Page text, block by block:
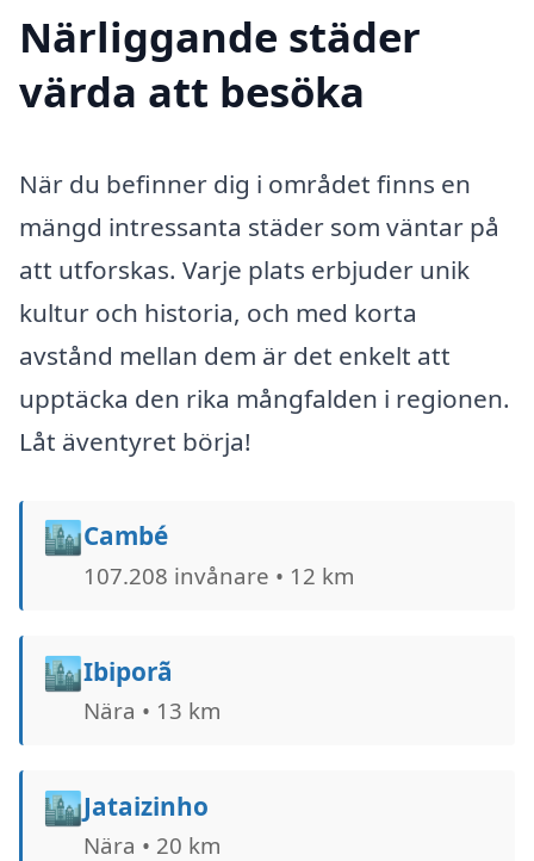
Närliggande städer
värda att besöka
När du befinner dig i området finns en
mängd intressanta städer som väntar på
att utforskas. Varje plats erbjuder unik
kultur och historia, och med korta
avstånd mellan dem är det enkelt att
upptäcka den rika mångfalden i regionen.
Låt äventyret börja!
🏙️Cambé
107.208 invånare • 12 km
🏙️Ibiporã
Nära • 13 km
🏙️Jataizinho
Nära • 20 km